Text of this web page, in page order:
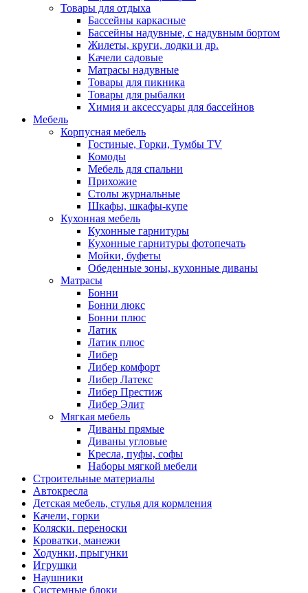
Товары для отдыха
Бассейны каркасные
Бассейны надувные, с надувным бортом
Жилеты, круги, лодки и др.
Качели садовые
Матрасы надувные
Товары для пикника
Товары для рыбалки
Химия и аксессуары для бассейнов
Мебель
Корпусная мебель
Гостиные, Горки, Тумбы TV
Комоды
Мебель для спальни
Прихожие
Столы журнальные
Шкафы, шкафы-купе
Кухонная мебель
Кухонные гарнитуры
Кухонные гарнитуры фотопечать
Мойки, буфеты
Обеденные зоны, кухонные диваны
Матрасы
Бонни
Бонни люкс
Бонни плюс
Латик
Латик плюс
Либер
Либер комфорт
Либер Латекс
Либер Престиж
Либер Элит
Мягкая мебель
Диваны прямые
Диваны угловые
Кресла, пуфы, софы
Наборы мягкой мебели
Строительные материалы
Автокресла
Детская мебель, стулья для кормления
Качели, горки
Коляски. переноски
Кроватки, манежи
Ходунки, прыгунки
Игрушки
Наушники
Системные блоки